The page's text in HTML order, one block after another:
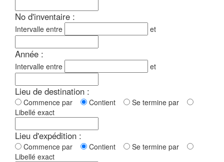
No d'inventaire :
Intervalle entre et
Année :
Intervalle entre et
Lieu de destination :
Commence par Contient
Se termine par
Libellé exact
Lieu d'expédition :
Commence par Contient
Se termine par
Libellé exact